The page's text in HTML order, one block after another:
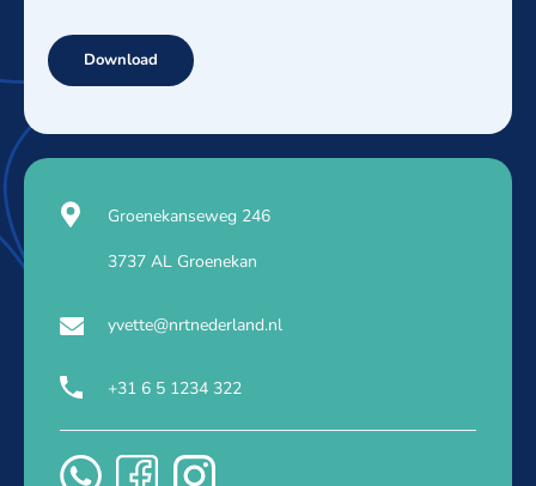
Download
Groenekanseweg 246
3737 AL Groenekan
yvette@nrtnederland.nl
+31 6 5 1234 322